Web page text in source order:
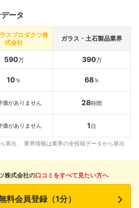
ータ
スプロダクツ株
式会社
ガラス・土石製品業界
590万 390万
10 ％ 68％
価がありません 28時間
価がありません 1日
算出、 業界情報は業界の全投稿データから算出
株式会社の口コミをすべて見たい方へ
料会員登録（1分）